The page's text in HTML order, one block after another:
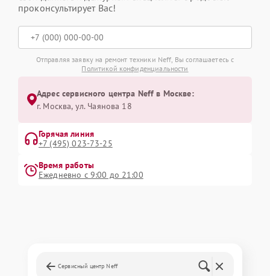
проконсультирует Вас!
Отправляя заявку на ремонт техники Neff, Вы соглашаетесь с
Политикой конфиденциальности
Адрес сервисного центра Neff в Москве:
г. Москва, ул. Чаянова 18
Горячая линия
+7 (495) 023-73-25
Время работы
Ежедневно с 9:00 до 21:00
Сервисный центр Neff